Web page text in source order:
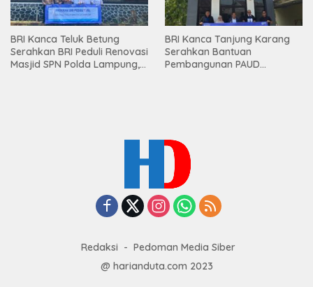
BRI Kanca Teluk Betung
Serahkan BRI Peduli Renovasi
Masjid SPN Polda Lampung,
BRI Kanca Tanjung Karang
Serahkan Bantuan
Pembangunan PAUD
Redaksi
Pedoman Media Siber
@ harianduta.com 2023